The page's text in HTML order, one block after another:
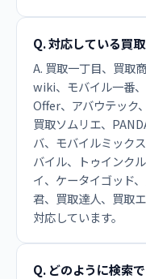
Q. 対応している買
A. 買取一丁目、買取
wiki、モバイル一番
Offer、アバウテック
買取ソムリエ、
バ、モバイルミック
バイル、トゥインク
イ、ケータイゴッド
君、買取達人、買取
対応しています。
Q. どのように検索